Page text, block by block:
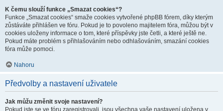
K čemu slouží funkce „Smazat cookies“?
Funkce „Smazat cookies“ smaže cookies vytvořené phpBB fórem, díky kterým
zůstáváte přihlášen ve fóru. Pokud je to povoleno majitelem fóra, můžou být v
cookies uloženy informace o tom, které příspěvky jste četli, a které ještě ne.
Pokud máte problém s přihlašováním nebo odhlašováním, smazání cookies
fóra může pomoci.
Nahoru
Předvolby a nastavení uživatele
Jak můžu změnit svoje nastavení?
Pokud jste se ve fóru zaregistrovali, jsou všechna vaše nastavení uložena v